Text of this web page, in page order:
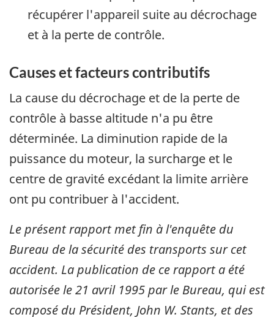
récupérer l'appareil suite au décrochage
et à la perte de contrôle.
Causes et facteurs contributifs
La cause du décrochage et de la perte de
contrôle à basse altitude n'a pu être
déterminée. La diminution rapide de la
puissance du moteur, la surcharge et le
centre de gravité excédant la limite arrière
ont pu contribuer à l'accident.
Le présent rapport met fin à l'enquête du
Bureau de la sécurité des transports sur cet
accident. La publication de ce rapport a été
autorisée le21 avril 1995par le Bureau, qui est
composé du Président, John W. Stants, et des